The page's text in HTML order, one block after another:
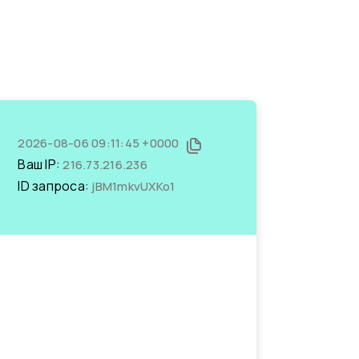
2026-08-06 09:11:45 +0000
Ваш IP:216.73.216.236
ID запроса: jBM1mkvUXKo1